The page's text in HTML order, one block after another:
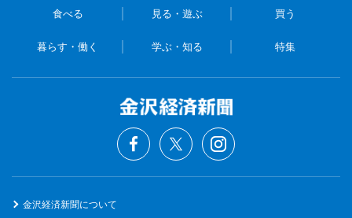
食べる 見る・遊ぶ 買う
暮らす・働く 学ぶ・知る 特集
金沢経済新聞について